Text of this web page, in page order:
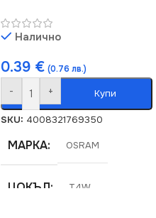
Налично
0.39 € (0.76 лв.)
- + Купи
SKU: 4008321769350
МАРКА OSRAM
ЦОКЪЛ T4W